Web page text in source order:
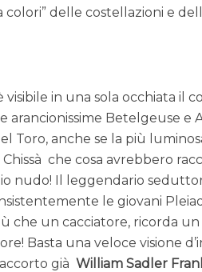
colori” delle costellazioni e
visibile in una sola occhiata il
arancionissime Betelgeuse e
Toro, anche se la più
che cosa avrebbero
nudo! Il leggendario
le giovani
che un cacciatore, ricorda
Basta una veloce visione
accorto giàWilliam Sadler